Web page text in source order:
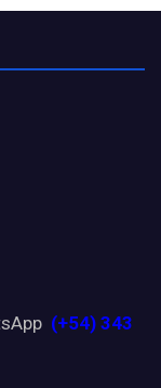
(+54) 343